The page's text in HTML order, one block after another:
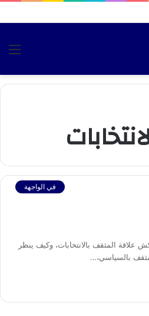
في الواجهة
المثقف بالانتخابات، وكيف ينظر
بالسياسي،…